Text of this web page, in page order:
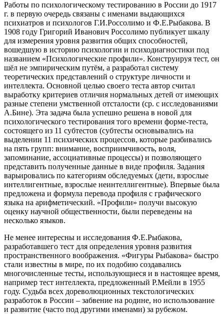
Работы по психологическому тестированию в России до 1917
г. в первую очередь связаны с именами выдающихся
психиатров и психологов Г.И.Россолимо и Ф.Е.Рыбакова. В
1908 году Григорий Иванович Россолимо публикует шкалу
для измерения уровня развития общих способностей,
вошедшую в историю психологии и психодиагностики под
названием «Психологические профили». Конструируя тест, он
шёл не эмпирическим путём, а разработал систему
теоретических представлений о структуре личности и
интеллекта. Основной целью своего теста автор считал
выработку критериев отличия нормальных детей от имеющих
разные степени умственной отсталости (ср. с исследованиями
А.Бине). Эта задача была успешно решена в новой для
психологического тестирования того времени форме-теста,
состоящего из 11 субтестов (субтесты основывались на
выделении 11 психических процессов, которые разбивались
на пять групп: внимание, восприимчивость, воля,
запоминание, ассоциативные процессы) и позволяющего
представить полученные данные в виде профиля. Задания
варьировались по категориям обследуемых (дети, взрослые
интеллигентные, взрослые неинтеллигентные). Впервые была
предложена и формула перевода профиля с графического
языка на арифметический. «Профили» получи высокую
оценку научной общественности, были переведены на
несколько языков.
Не менее интересны и исследования Ф.Е.Рыбакова,
разработавшего тест для определения уровня развития
пространственного воображения. «Фигуры Рыбакова» быстро
стали известны в мире, по их подобию создавались
многочисленные тесты, использующиеся и в настоящее время,
например тест интеллекта, предложенный Р.Мейли в 1955
году. Судьба всех дореволюционных текстологических
разработок в России – забвение на родине, но использование
и развитие (часто под другими именами) за рубежом.